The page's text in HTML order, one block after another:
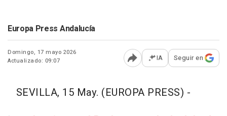
Europa Press Andalucía
Domingo, 17 mayo 2026
Actualizado: 09:07
Abrir opciones para
IA Seguir en
SEVILLA, 15 May. (EUROPA PRESS) -